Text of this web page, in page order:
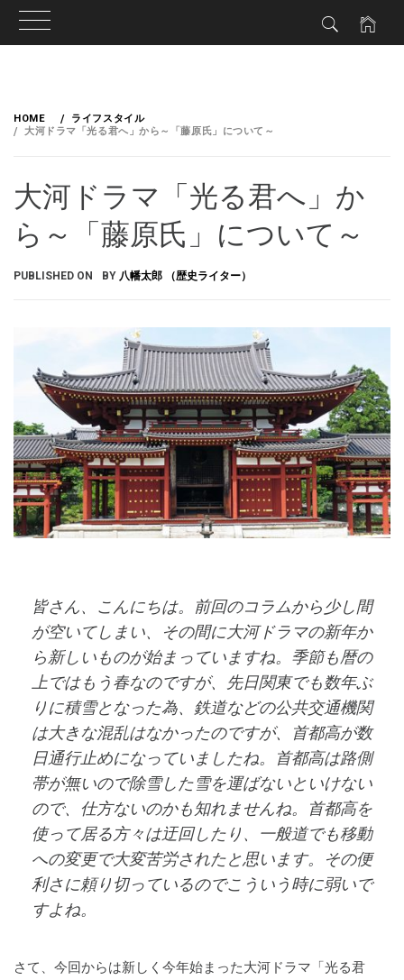
HOME
ライフスタイル
大河ドラマ「光る君へ」から～「藤原氏」について～
大河ドラマ「光る君へ」か
ら～「藤原氏」について～
PUBLISHED ON BY 八幡太郎 （歴史ライター）
皆さん、こんにちは。前回のコラムから少し間
が空いてしまい、その間に大河ドラマの新年か
ら新しいものが始まっていますね。季節も暦の
上ではもう春なのですが、先日関東でも数年ぶ
りに積雪となった為、鉄道などの公共交通機関
は大きな混乱はなかったのですが、首都高が数
日通行止めになっていましたね。首都高は路側
帯が無いので除雪した雪を運ばないといけない
ので、仕方ないのかも知れませんね。首都高を
使って居る方々は迂回したり、一般道でも移動
への変更で大変苦労されたと思います。その便
利さに頼り切っているのでこういう時に弱いで
すよね。
さて、今回からは新しく今年始まった大河ドラマ「光る君